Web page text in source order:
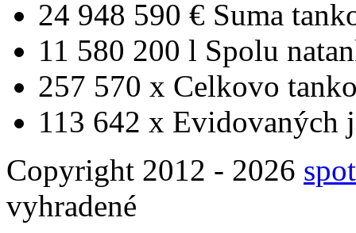
24 948 590 € Suma
11 580 200 l Spolu
257 570 x Celkovo
113 642 x Evidovaných
Copyright 2012 - 2026
vyhradené